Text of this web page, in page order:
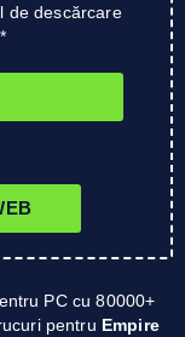
de descărcare
PC cu 80000+
pentru Empire